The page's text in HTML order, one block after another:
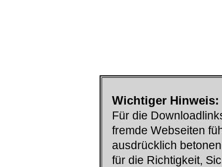
Wichtiger Hinweis:
Für die
fremde Webseiten
ausdrücklich
für die Richtigkeit,